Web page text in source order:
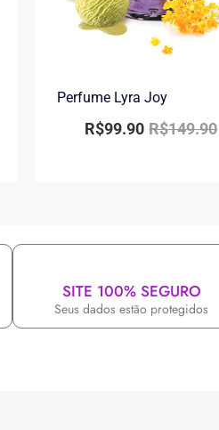
Perfume Lyra Joy
R$149.90
R$99.90
SITE 100% SEGURO
Seus dados estão protegidos